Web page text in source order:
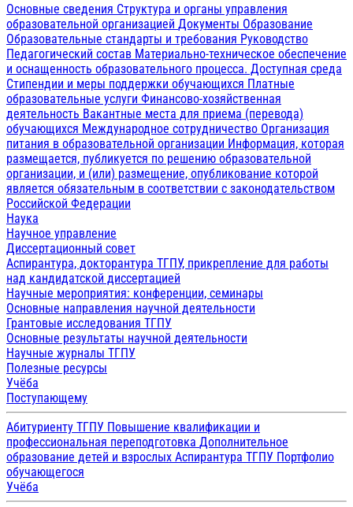
Основные сведения Структура и органы управления
образовательной организацией Документы Образование
Образовательные стандарты и требования Руководство
Педагогический состав Материально-техническое обеспечение
и оснащенность образовательного процесса. Доступная среда
Стипендии и меры поддержки обучающихся Платные
образовательные услуги Финансово-хозяйственная
деятельность Вакантные места для приема (перевода)
обучающихся Международное сотрудничество Организация
питания в образовательной организации Информация, которая
размещается, публикуется по решению образовательной
организации, и (или) размещение, опубликование которой
является обязательным в соответствии с законодательством
Российской Федерации
Наука
Научное управление
Диссертационный совет
Аспирантура, докторантура ТГПУ, прикрепление для работы
над кандидатской диссертацией
Научные мероприятия: конференции, семинары
Основные направления научной деятельности
Грантовые исследования ТГПУ
Основные результаты научной деятельности
Научные журналы ТГПУ
Полезные ресурсы
Учёба
Поступающему
Абитуриенту ТГПУ Повышение квалификации и
профессиональная переподготовка Дополнительное
образование детей и взрослых Аспирантура ТГПУ Портфолио
обучающегося
Учёба